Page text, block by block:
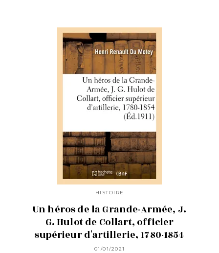
HISTOIRE
Un héros de la Grande-Armée, J.
G. Hulot de Collart, officier
supérieur d'artillerie, 1780-1854
01/01/2021